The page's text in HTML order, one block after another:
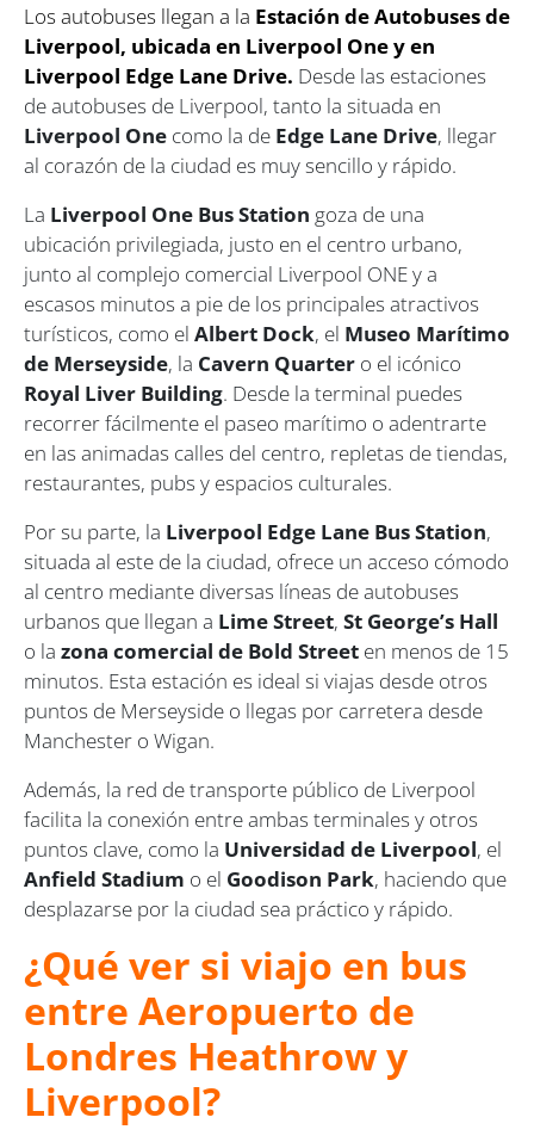
Los autobuses llegan a la Estación de Autobuses de
Liverpool, ubicada en Liverpool One y en
Liverpool Edge Lane Drive. Desde las estaciones
de autobuses de Liverpool, tanto la situada en
Liverpool One como la de Edge Lane Drive, llegar
al corazón de la ciudad es muy sencillo y rápido.
La Liverpool One Bus Station goza de una
ubicación privilegiada, justo en el centro urbano,
junto al complejo comercial Liverpool ONE y a
escasos minutos a pie de los principales atractivos
turísticos, como el Albert Dock, el Museo Marítimo
de Merseyside, la Cavern Quarter o el icónico
Royal Liver Building. Desde la terminal puedes
recorrer fácilmente el paseo marítimo o adentrarte
en las animadas calles del centro, repletas de tiendas,
restaurantes, pubs y espacios culturales.
Por su parte, la Liverpool Edge Lane Bus Station,
situada al este de la ciudad, ofrece un acceso cómodo
al centro mediante diversas líneas de autobuses
urbanos que llegan a Lime Street, St George’s Hall
o la zona comercial de Bold Street en menos de 15
minutos. Esta estación es ideal si viajas desde otros
puntos de Merseyside o llegas por carretera desde
Manchester o Wigan.
Además, la red de transporte público de Liverpool
facilita la conexión entre ambas terminales y otros
puntos clave, como la Universidad de Liverpool, el
Anfield Stadium o el Goodison Park, haciendo que
desplazarse por la ciudad sea práctico y rápido.
¿Qué ver si viajo en bus
entre Aeropuerto de
Londres Heathrow y
Liverpool?